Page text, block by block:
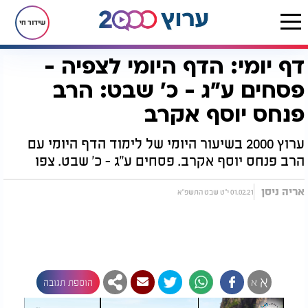
שידור חי
דף הבית הדף היומי דף יומי: הדף היומי לצפיה - פסחים ע"ג - כ' שבט: הרב פנחס יוסף אקרב
דף יומי: הדף היומי לצפיה -
פסחים ע"ג - כ' שבט: הרב
פנחס יוסף אקרב
ערוץ 2000 בשיעור היומי של לימוד הדף היומי עם
הרב פנחס יוסף אקרב. פסחים ע"ג - כ' שבט. צפו
אריה ניסן 01.02.21 י"ט שבט התשפ"א
א א הוספת תגובה